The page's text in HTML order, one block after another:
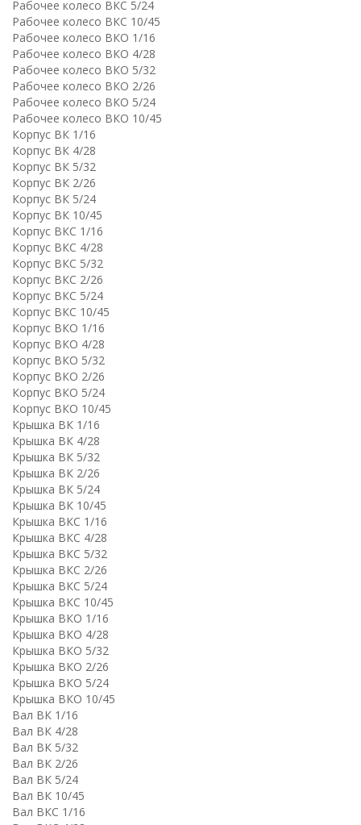
Рабочее колесо ВКC 5/24
Рабочее колесо ВКC 10/45
Рабочее колесо ВКО 1/16
Рабочее колесо ВКО 4/28
Рабочее колесо ВКО 5/32
Рабочее колесо ВКО 2/26
Рабочее колесо ВКО 5/24
Рабочее колесо ВКО 10/45
Корпус ВК 1/16
Корпус ВК 4/28
Корпус ВК 5/32
Корпус ВК 2/26
Корпус ВК 5/24
Корпус ВК 10/45
Корпус ВКC 1/16
Корпус ВКC 4/28
Корпус ВКC 5/32
Корпус ВКC 2/26
Корпус ВКC 5/24
Корпус ВКC 10/45
Корпус ВКО 1/16
Корпус ВКО 4/28
Корпус ВКО 5/32
Корпус ВКО 2/26
Корпус ВКО 5/24
Корпус ВКО 10/45
Крышка ВК 1/16
Крышка ВК 4/28
Крышка ВК 5/32
Крышка ВК 2/26
Крышка ВК 5/24
Крышка ВК 10/45
Крышка ВКC 1/16
Крышка ВКC 4/28
Крышка ВКC 5/32
Крышка ВКC 2/26
Крышка ВКC 5/24
Крышка ВКC 10/45
Крышка ВКО 1/16
Крышка ВКО 4/28
Крышка ВКО 5/32
Крышка ВКО 2/26
Крышка ВКО 5/24
Крышка ВКО 10/45
Вал ВК 1/16
Вал ВК 4/28
Вал ВК 5/32
Вал ВК 2/26
Вал ВК 5/24
Вал ВК 10/45
Вал ВКC 1/16